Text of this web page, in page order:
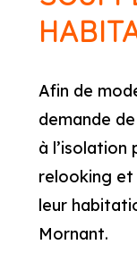
Afin de
demande
à l’isolation
relooking et
leur
Mornant.